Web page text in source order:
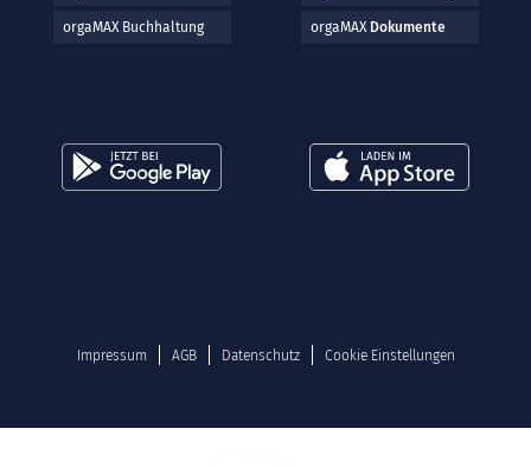
orgaMAX Buchhaltung orgaMAX Dokumente
Impressum AGB Datenschutz Cookie Einstellungen